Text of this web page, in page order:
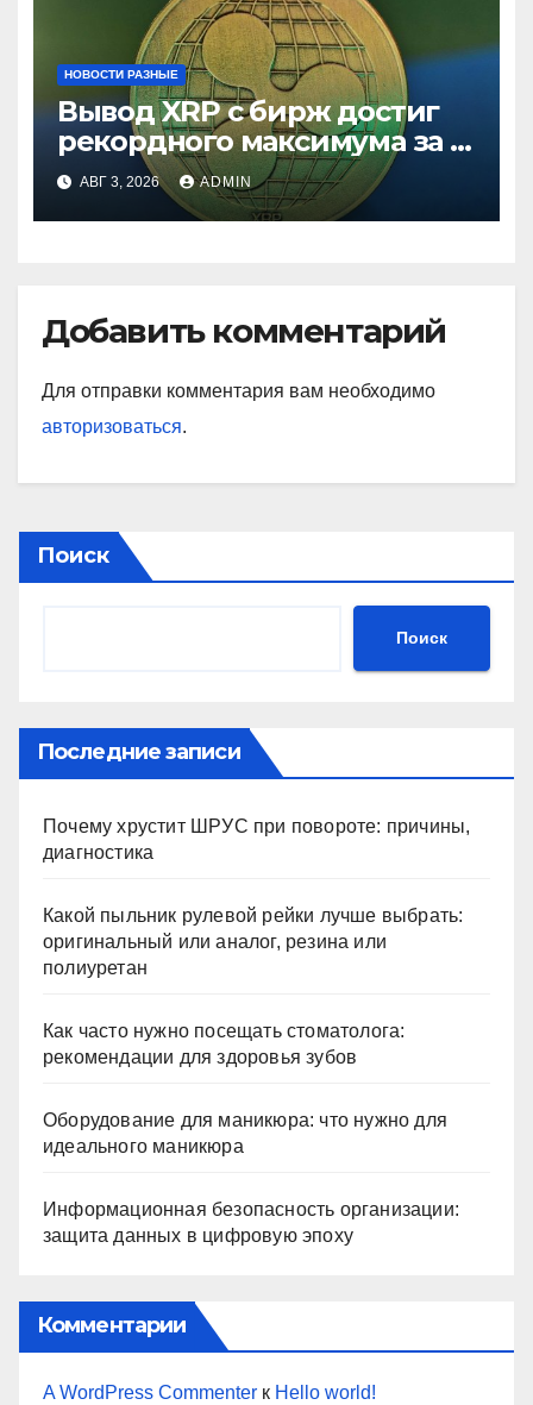
НОВОСТИ РАЗНЫЕ
Вывод XRP с бирж достиг
рекордного максимума за 5
летАВГ 3, 2026 ADMIN
Добавить комментарий
Для отправки комментария вам необходимо
авторизоваться.
Поиск
Поиск
Последние записи
Почему хрустит ШРУС при повороте: причины,
диагностика
Какой пыльник рулевой рейки лучше выбрать:
оригинальный или аналог, резина или
полиуретан
Как часто нужно посещать стоматолога:
рекомендации для здоровья зубов
Оборудование для маникюра: что нужно для
идеального маникюра
Информационная безопасность организации:
защита данных в цифровую эпоху
Комментарии
A WordPress Commenter к Hello world!